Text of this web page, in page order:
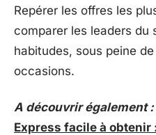
Repérer les offres les
comparer les leaders du
habitudes, sous peine
occasions.
A découvrir également :
Express facile à